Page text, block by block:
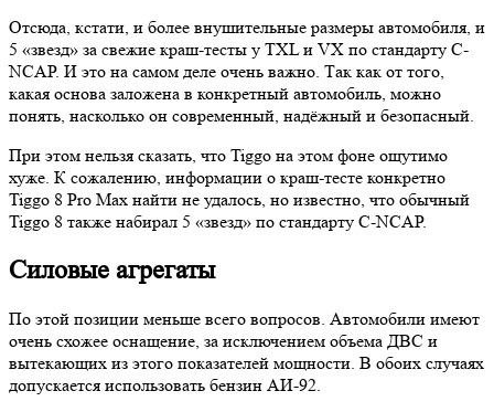
Отсюда, кстати, и более внушительные размеры автомобиля, и
5 «звезд» за свежие краш-тесты у TXL и VX по стандарту C-
NCAP. И это на самом деле очень важно. Так как от того,
какая основа заложена в конкретный автомобиль, можно
понять, насколько он современный, надёжный и безопасный.
При этом нельзя сказать, что Tiggo на этом фоне ощутимо
хуже. К сожалению, информации о краш-тесте конкретно
Tiggo 8 Pro Max найти не удалось, но известно, что обычный
Tiggo 8 также набирал 5 «звезд» по стандарту C-NCAP.
Силовые агрегаты
По этой позиции меньше всего вопросов. Автомобили имеют
очень схожее оснащение, за исключением объема ДВС и
вытекающих из этого показателей мощности. В обоих случаях
допускается использовать бензин АИ-92.